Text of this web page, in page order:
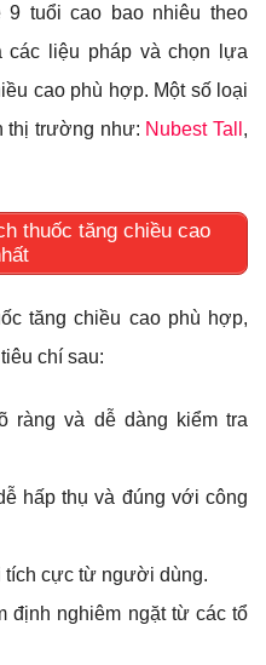
tuổi cao bao nhiêu theo
liệu pháp và chọn lựa
cao phù hợp. Một số loại
thị trường như: Nubest Tall ,
thuốc tăng chiều cao
tăng chiều cao phù hợp,
chí sau:
ràng và dễ dàng kiểm tra
hấp thụ và đúng với công
tích cực từ người dùng.
định nghiêm ngặt từ các tổ